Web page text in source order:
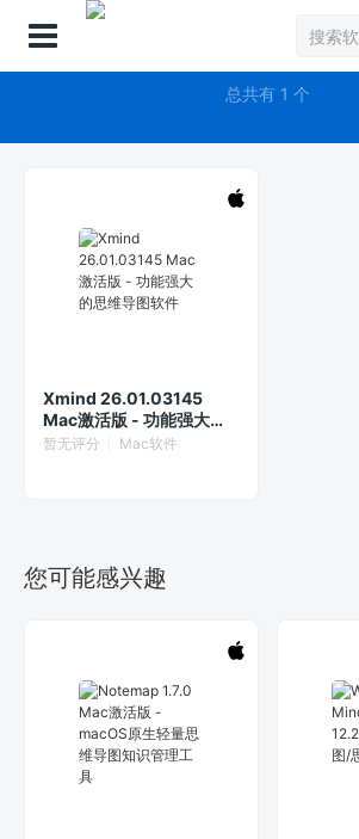
总共有 1 个
Xmind 26.01.03145
Mac激活版 - 功能强大的
思维导图软件
暂无评分 Mac软件
您可能感兴趣